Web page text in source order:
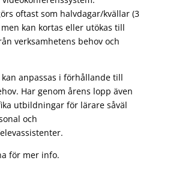
oftast som halvdagar/kvällar (3
kan kortas eller utökas till
verksamhetens behov och
anpassas i förhållande till
Har genom årens lopp även
utbildningar för lärare såväl
och
för mer info.